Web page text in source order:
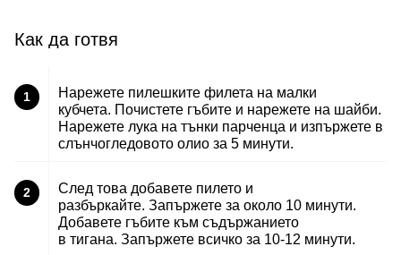
Как да готвя
1
Нарежете пилешките филета на малки
кубчета. Почистете гъбите и нарежете на шайби.
Нарежете лука на тънки парченца и изпържете в
слънчогледовото олио за 5 минути.
2
След това добавете пилето и
разбъркайте. Запържете за около 10 минути.
Добавете гъбите към съдържанието
в тигана. Запържете всичко за 10-12 минути.